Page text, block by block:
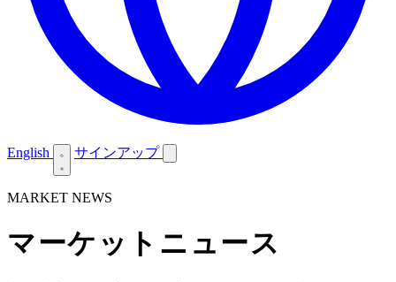
English サインアップ
MARKET NEWS
マーケットニュース